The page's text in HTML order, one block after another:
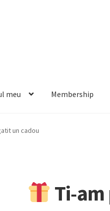
meu Membership
un cadou
Ti-